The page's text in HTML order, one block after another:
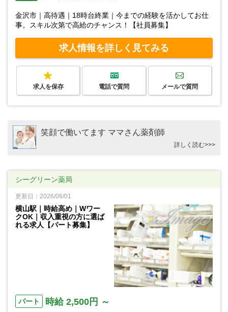
金沢市｜高待遇｜18時台終業｜今までの経験を活かしてお仕
事。スキル次第で高給のチャンス！【社員募集】
求人情報を詳しく見てみる
求人を保存 電話で質問 メールで質問
笑顔で働いてます ママさん薬剤師
詳しく読む>>>
シーグリーン薬局
更新日：2026/06/01
横山駅｜時給高め｜Wワー
クOK｜収入重視の方に選ば
れる求人【パート募集】
パート 時給 2,500円 ～